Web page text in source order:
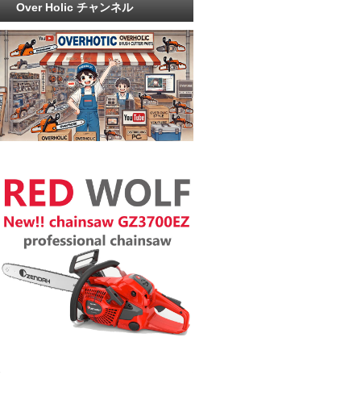
Over Holic チャンネル